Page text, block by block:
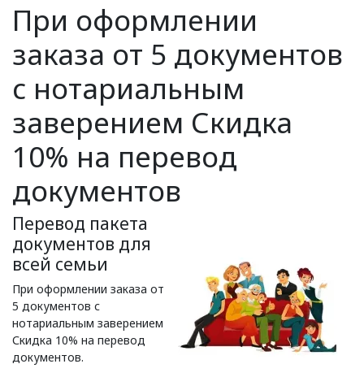
При оформлении
заказа от 5 документов
с нотариальным
заверением Скидка
10% на перевод
документов
Перевод пакета
документов для
всей семьи
При оформлении заказа от
5 документов с
нотариальным заверением
Скидка 10% на перевод
документов.